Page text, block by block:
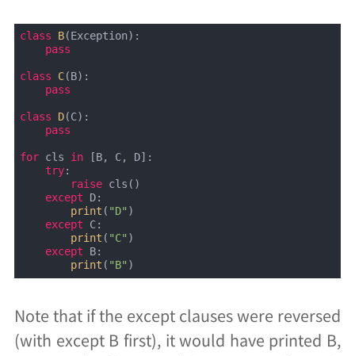
class B(Exception):
pass
class C(B):
pass
class D(C):
pass
for cls in [B, C, D]:
try:
raise cls()
except D:
print ( "D" )
except C:
print ( "C" )
except B:
print ( "B" )
Note that if the except clauses were reversed
(with except B first), it would have printed B,